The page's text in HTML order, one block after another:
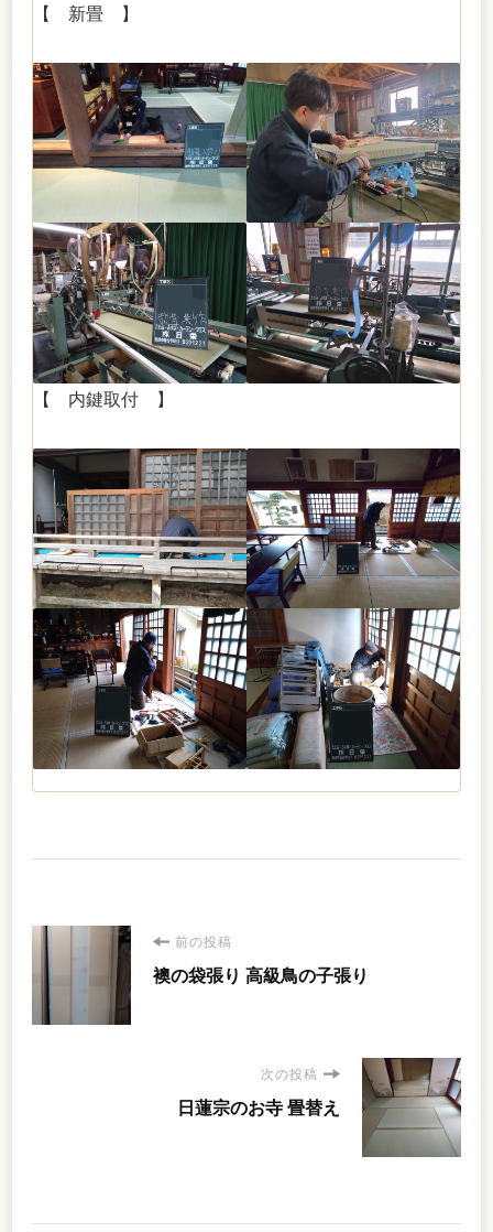
【 新畳 】
【 内鍵取付 】
投
稿
前の投稿
襖の袋張り 高級鳥の子張り
次の投稿
日蓮宗のお寺 畳替え